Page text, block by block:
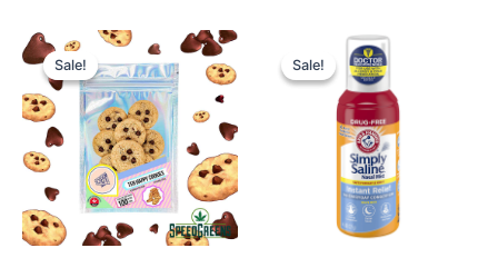
Sale!
Sale!
Original
price
was:
51,93 €.
Current
price
is:
43,27 €.
Sale!
Sale!
Original
price
was:
51,93 €.
Current
price
is:
43,27 €.